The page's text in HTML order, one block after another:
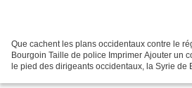
Que cachent les plans occidentaux contre le
Bourgoin Taille de police Imprimer Ajouter un
le pied des dirigeants occidentaux, la Syrie de